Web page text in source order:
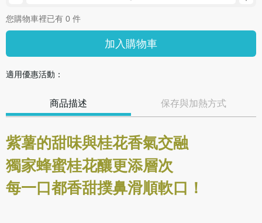
您購物車裡已有 0 件
加入購物車
適用優惠活動：
商品描述 保存與加熱方式
紫薯的甜味與桂花香氣交融
獨家蜂蜜桂花釀更添層次
每一口都香甜撲鼻滑順軟口！